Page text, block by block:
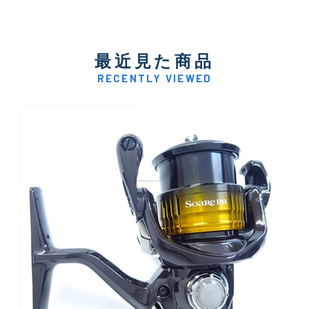
最近見た商品
RECENTLY VIEWED